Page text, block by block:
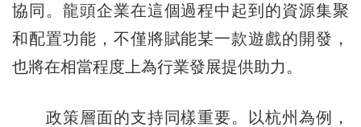
協同。龍頭企業在這個過程中起到的資源集聚
和配置功能，不僅將賦能某一款遊戲的開發，
也將在相當程度上為行業發展提供助力。
政策層面的支持同樣重要。以杭州為例，